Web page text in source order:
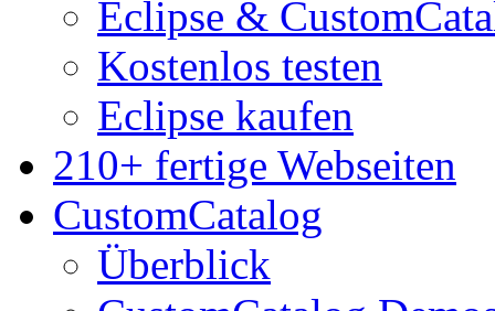
Eclipse &
Kostenlos testen
Eclipse kaufen
210+ fertige Webseiten
CustomCatalog
Überblick